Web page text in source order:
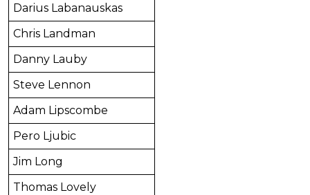
Darius Labanauskas
Chris Landman
Danny Lauby
Steve Lennon
Adam Lipscombe
Pero Ljubic
Jim Long
Thomas Lovely